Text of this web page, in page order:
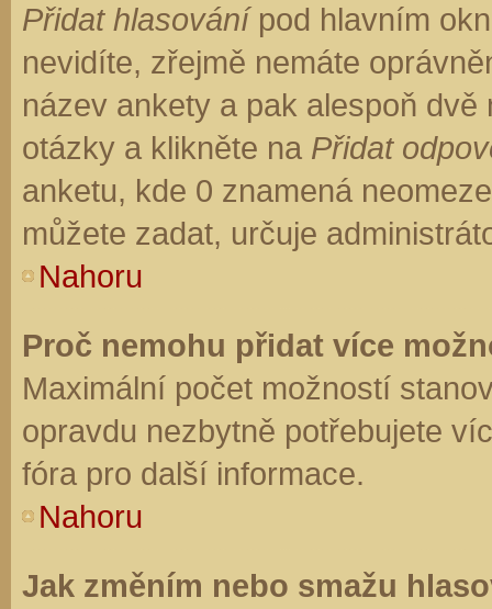
Přidat hlasovánípod hlavním
nevidíte, zřejmě nemáte
název ankety a pak alespoň
otázky a klikněte na Přidat
anketu, kde 0 znamená
můžete zadat, určuje
Nahoru
Proč nemohu přidat více
Maximální počet možností
opravdu nezbytně potřebujete
fóra pro další informace.
Nahoru
Jak změním nebo smažu